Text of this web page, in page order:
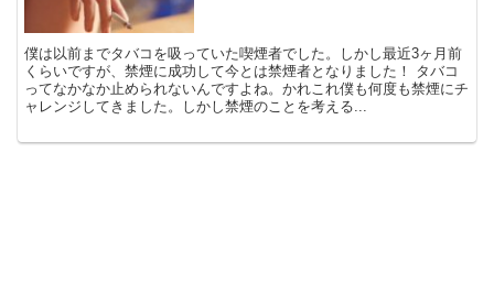
僕は以前までタバコを吸っていた喫煙者でした。しかし最近3ヶ月前
くらいですが、禁煙に成功して今とは禁煙者となりました！ タバコ
ってなかなか止められないんですよね。かれこれ僕も何度も禁煙にチ
ャレンジしてきました。しかし禁煙のことを考える...